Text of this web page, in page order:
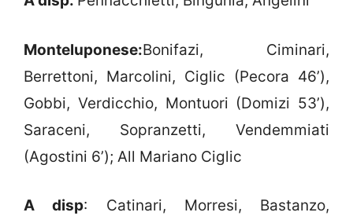
Monteluponese:Bonifazi, Ciminari,
Berrettoni, Marcolini, Ciglic (Pecora 46’),
Gobbi, Verdicchio, Montuori (Domizi 53’),
Saraceni, Sopranzetti, Vendemmiati
(Agostini 6’); All Mariano Ciglic
A disp: Catinari, Morresi, Bastanzo,